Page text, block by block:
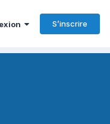
S’inscrire